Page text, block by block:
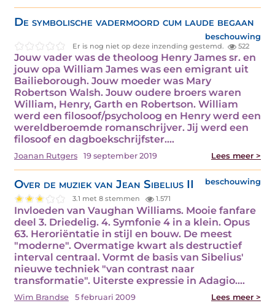
De symbolische vadermoord cum laude begaan
beschouwing
Er is nog niet op deze inzending gestemd. 522
Jouw vader was de theoloog Henry James sr. en
jouw opa William James was een emigrant uit
Bailieborough. Jouw moeder was Mary
Robertson Walsh. Jouw oudere broers waren
William, Henry, Garth en Robertson. William
werd een filosoof/psycholoog en Henry werd een
wereldberoemde romanschrijver. Jij werd een
filosoof en dagboekschrijfster.…
Joanan Rutgers 19 september 2019 Lees meer >
Over de muziek van Jean Sibelius II beschouwing
3.1 met 8 stemmen 1.571
Invloeden van Vaughan Williams. Mooie fanfare
deel 3. Driedelig. 4. Symfonie 4 in a klein. Opus
63. Heroriëntatie in stijl en bouw. De meest
"moderne". Overmatige kwart als destructief
interval centraal. Vormt de basis van Sibelius'
nieuwe techniek "van contrast naar
transformatie". Uiterste expressie in Adagio.…
Wim Brandse 5 februari 2009 Lees meer >